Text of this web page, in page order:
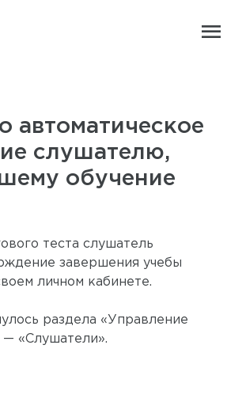
menu
автоматическое
слушателю,
обучение
теста слушатель
завершения учебы
личном кабинете.
раздела «Управление
— «Слушатели».